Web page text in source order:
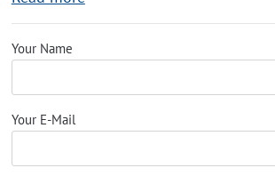
Your Name
Your E-Mail